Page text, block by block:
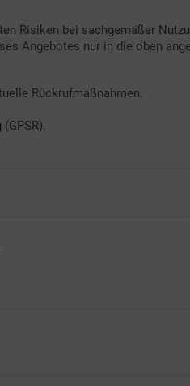
Risiken bei sachgemäßer
Angebotes nur in die oben
Rückrufmaßnahmen.